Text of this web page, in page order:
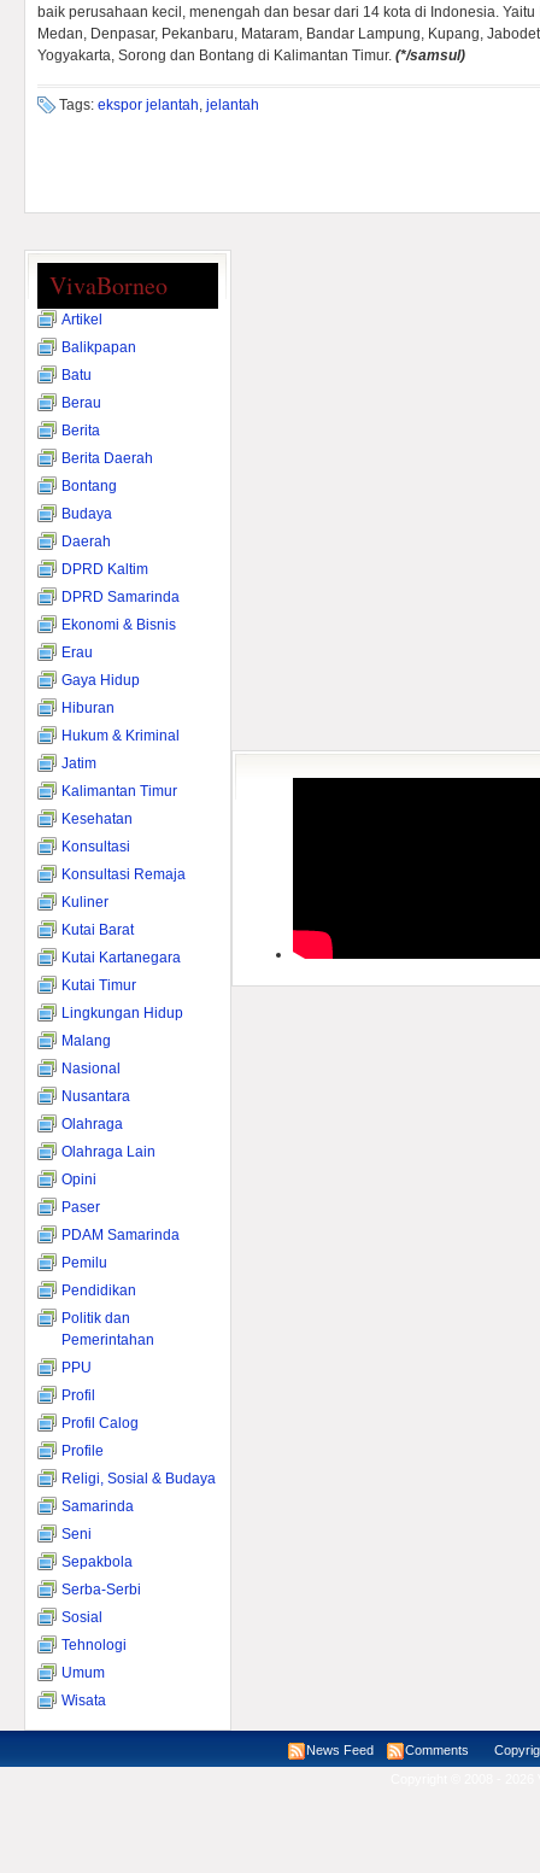
baik perusahaan kecil, menengah dan besar dari 14 kota di Indonesia.
Medan, Denpasar, Pekanbaru, Mataram, Bandar Lampung, Kupang,
Yogyakarta, Sorong dan Bontang di Kalimantan Timur. (*/samsul)
Tags: ekspor jelantah, jelantah
VivaBorneo
Artikel
Balikpapan
Batu
Berau
Berita
Berita Daerah
Bontang
Budaya
Daerah
DPRD Kaltim
DPRD Samarinda
Ekonomi & Bisnis
Erau
Gaya Hidup
Hiburan
Hukum & Kriminal
Jatim
Kalimantan Timur
Kesehatan
Konsultasi
Konsultasi Remaja
Kuliner
Kutai Barat
Kutai Kartanegara
Kutai Timur
Lingkungan Hidup
Malang
Nasional
Nusantara
Olahraga
Olahraga Lain
Opini
Paser
PDAM Samarinda
Pemilu
Pendidikan
Politik dan
Pemerintahan
PPU
Profil
Profil Calog
Profile
Religi, Sosial & Budaya
Samarinda
Seni
Sepakbola
Serba-Serbi
Sosial
Tehnologi
Umum
Wisata
News Feed Comments Copyright